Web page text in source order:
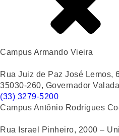
Campus Armando Vieira
Rua Juiz de Paz José Lemos,
35030-260, Governador
(33) 3279-5200
Campus Antônio Rodrigues
Rua Israel Pinheiro, 2000 –